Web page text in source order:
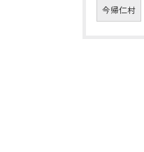
今帰仁村